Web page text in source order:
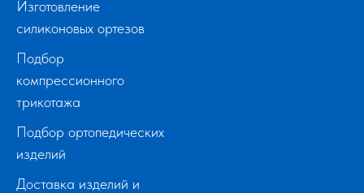
Изготовление
силиконовых ортезов
Подбор
компрессионного
трикотажа
Подбор ортопедических
изделий
Доставка изделий и